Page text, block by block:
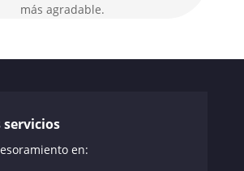
más agradable.
en: